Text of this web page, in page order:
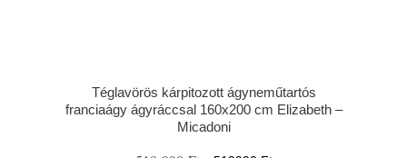
Téglavörös kárpitozott ágyneműtartós
franciaágy ágyráccsal 160x200 cm Elizabeth –
Micadoni